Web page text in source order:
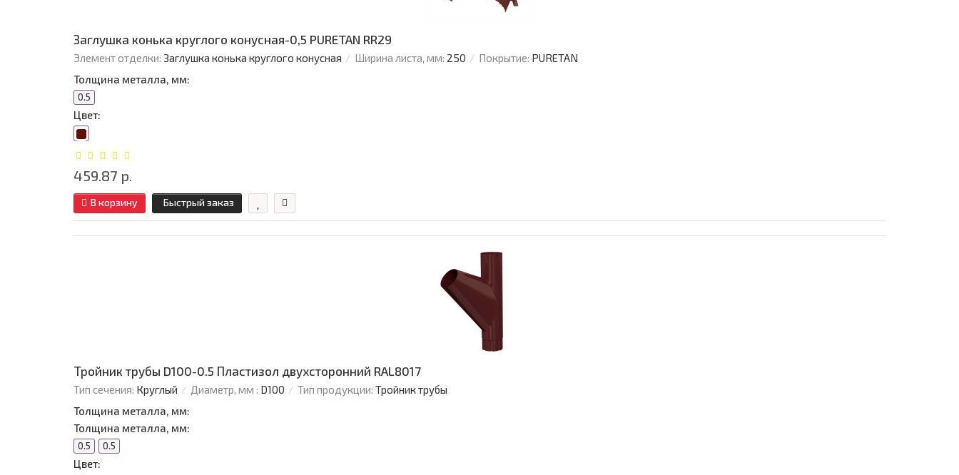
Заглушка конька круглого конусная-0,5 PURETAN RR29
Элемент отделки: Заглушка конька круглого конусная Ширина листа, мм: 250 Покрытие: PURETAN
Толщина металла, мм:
0.5
Цвет:
459.87 р.
В корзину Быстрый заказ
Тройник трубы D100-0.5 Пластизол двухсторонний RAL8017
Тип сечения: Круглый Диаметр, мм : D100 Тип продукции: Тройник трубы
Толщина металла, мм:
Толщина металла, мм:
0.5 0.5
Цвет: